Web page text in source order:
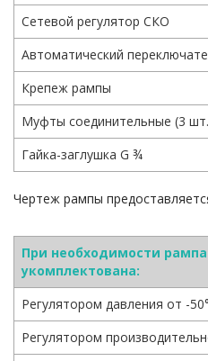
Сетевой регулятор СКО
Автоматический
Крепеж рампы
Муфты соединительные (3
Гайка-заглушка G ¾
Чертеж рампы
При необходимости
укомплектована:
Регулятором давления от -
Регулятором